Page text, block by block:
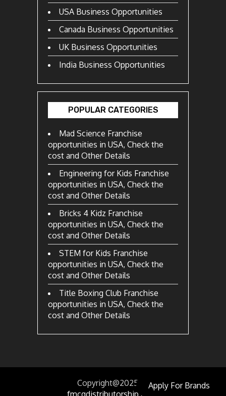
USA Business Opportunities
Canada Business Opportunities
UK Business Opportunities
India Business Opportunities
POPULAR CATEGORIES
Mad Science Franchise
opportunities in USA, Check the
cost and Other Details
Engineering for Kids Franchise
opportunities in USA, Check the
cost and Other Details
Bricks 4 Kidz Franchise
opportunities in USA, Check the
cost and Other Details
STEM for Kids Franchise
opportunities in USA, Check the
cost and Other Details
Title Boxing Club Franchise
opportunities in USA, Check the
cost and Other Details
Copyright@2025
fmcgdistributorship.com.
Apply For Brands